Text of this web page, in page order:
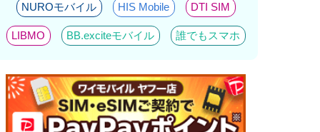
NUROモバイル HIS Mobile DTI SIM
LIBMO BB.exciteモバイル 誰でもスマホ